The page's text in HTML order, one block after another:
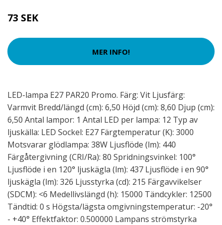
73 SEK
MER INFO!
LED-lampa E27 PAR20 Promo. Färg: Vit Ljusfärg:
Varmvit Bredd/längd (cm): 6,50 Höjd (cm): 8,60 Djup (cm):
6,50 Antal lampor: 1 Antal LED per lampa: 12 Typ av
ljuskälla: LED Sockel: E27 Färgtemperatur (K): 3000
Motsvarar glödlampa: 38W Ljusflöde (lm): 440
Färgåtergivning (CRI/Ra): 80 Spridningsvinkel: 100°
Ljusflöde i en 120° ljuskägla (lm): 437 Ljusflöde i en 90°
ljuskägla (lm): 326 Ljusstyrka (cd): 215 Färgavvikelser
(SDCM): <6 Medellivslängd (h): 15000 Tändcykler: 12500
Tändtid: 0 s Högsta/lägsta omgivningstemperatur: -20°
- +40° Effektfaktor: 0.500000 Lampans strömstyrka